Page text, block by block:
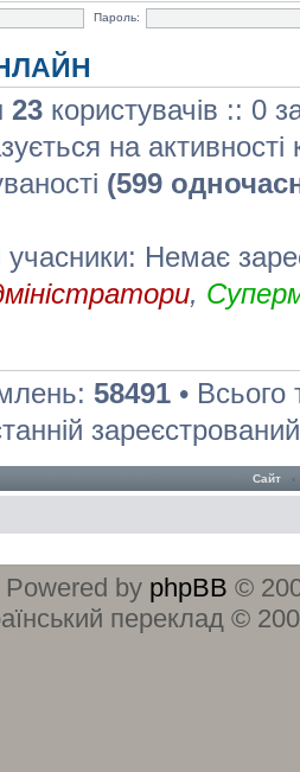
Пароль:
23користувачів :: 0
на
(599
учасники: Немає
,
58491•
Сайт ‹
Powered by phpBB ©
переклад ©